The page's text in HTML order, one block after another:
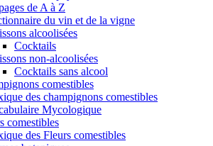
de A à Z
du vin et de la vigne
alcoolisées
Cocktails
non-alcoolisées
Cocktails sans alcool
comestibles
des champignons comestibles
Mycologique
comestibles
des Fleurs comestibles